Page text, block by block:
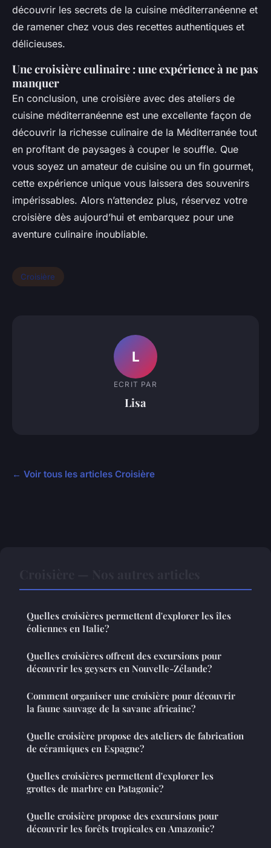
découvrir les secrets de la cuisine méditerranéenne et
de ramener chez vous des recettes authentiques et
délicieuses.
Une croisière culinaire : une expérience à ne pas
manquer
En conclusion, une croisière avec des ateliers de
cuisine méditerranéenne est une excellente façon de
découvrir la richesse culinaire de la Méditerranée tout
en profitant de paysages à couper le souffle. Que
vous soyez un amateur de cuisine ou un fin gourmet,
cette expérience unique vous laissera des souvenirs
impérissables. Alors n’attendez plus, réservez votre
croisière dès aujourd’hui et embarquez pour une
aventure culinaire inoubliable.
Croisière
L
ECRIT PAR
Lisa
← Voir tous les articles Croisière
Quelles croisières permettent d'explorer les îles
éoliennes en Italie?
Quelles croisières offrent des excursions pour
découvrir les geysers en Nouvelle-Zélande?
Comment organiser une croisière pour découvrir
la faune sauvage de la savane africaine?
Quelle croisière propose des ateliers de fabrication
de céramiques en Espagne?
Quelles croisières permettent d'explorer les
grottes de marbre en Patagonie?
Quelle croisière propose des excursions pour
découvrir les forêts tropicales en Amazonie?